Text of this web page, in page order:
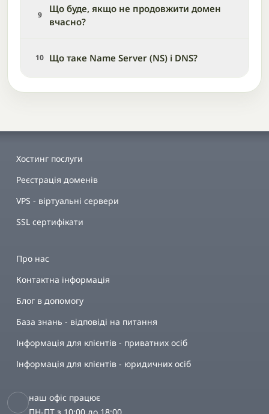
9
Що буде, якщо не продовжити домен
вчасно?
10 Що таке Name Server (NS) і DNS?
Хостинг послуги
Реєстрація доменів
VPS - віртуальні сервери
SSL сертифікати
Про нас
Контактна інформація
Блог в допомогу
База знань - відповіді на питання
Інформація для клієнтів - приватних осіб
Інформація для клієнтів - юридичних осіб
наш офіс працює